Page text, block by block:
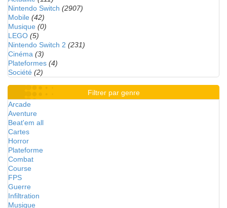
Nintendo Switch (2907)
Mobile (42)
Musique (0)
LEGO (5)
Nintendo Switch 2 (231)
Cinéma (3)
Plateformes (4)
Société (2)
Filtrer par genre
Arcade
Aventure
Beat'em all
Cartes
Horror
Plateforme
Combat
Course
FPS
Guerre
Infiltration
Musique